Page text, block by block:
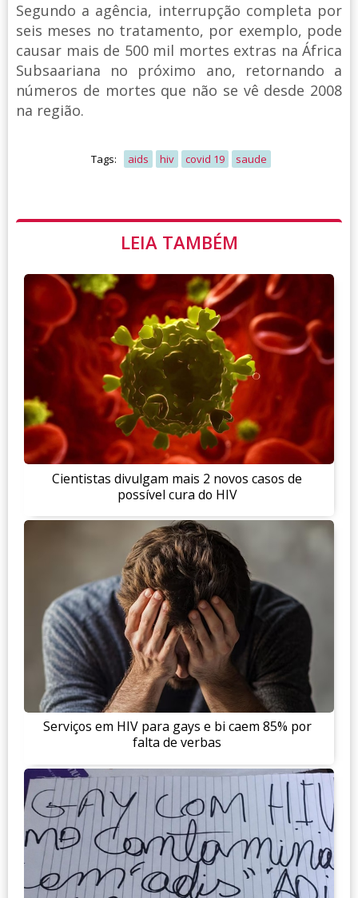
Segundo a agência, interrupção completa por
seis meses no tratamento, por exemplo, pode
causar mais de 500 mil mortes extras na África
Subsaariana no próximo ano, retornando a
números de mortes que não se vê desde 2008
na região.
Tags: aids hiv covid 19 saude
LEIA TAMBÉM
Cientistas divulgam mais 2 novos casos de
possível cura do HIV
Serviços em HIV para gays e bi caem 85% por
falta de verbas